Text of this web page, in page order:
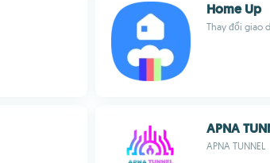
Home Up
Thay đổi giao
APNA
APNA TUNNEL